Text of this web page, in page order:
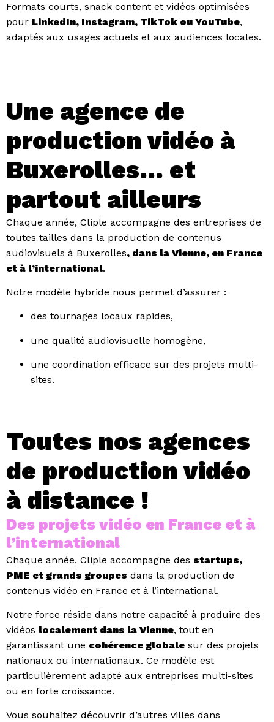
Formats courts, snack content et vidéos optimisées
pour LinkedIn, Instagram, TikTok ou YouTube,
adaptés aux usages actuels et aux audiences locales.
Une agence de
production vidéo à
Buxerolles… et
partout ailleurs
Chaque année, Cliple accompagne des entreprises de
toutes tailles dans la production de contenus
audiovisuels à Buxerolles, dans la Vienne, en France
et à l’international.
Notre modèle hybride nous permet d’assurer :
des tournages locaux rapides,
une qualité audiovisuelle homogène,
une coordination efficace sur des projets multi-
sites.
Toutes nos agences
de production vidéo
à distance !
Des projets vidéo en France et à
l’international
Chaque année, Cliple accompagne des startups,
PME et grands groupes dans la production de
contenus vidéo en France et à l’international.
Notre force réside dans notre capacité à produire des
vidéos localement dans la Vienne, tout en
garantissant une cohérence globale sur des projets
nationaux ou internationaux. Ce modèle est
particulièrement adapté aux entreprises multi-sites
ou en forte croissance.
Vous souhaitez découvrir d’autres villes dans